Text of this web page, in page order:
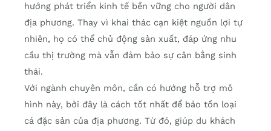
hướng phát triển kinh tế bền vững cho người dân
địa phương. Thay vì khai thác cạn kiệt nguồn lợi tự
nhiên, họ có thể chủ động sản xuất, đáp ứng nhu
cầu thị trường mà vẫn đảm bảo sự cân bằng sinh
thái.
Với ngành chuyên môn, cần có hướng hỗ trợ mô
hình này, bởi đây là cách tốt nhất để bảo tồn loại
cá đặc sản của địa phương. Từ đó, giúp du khách